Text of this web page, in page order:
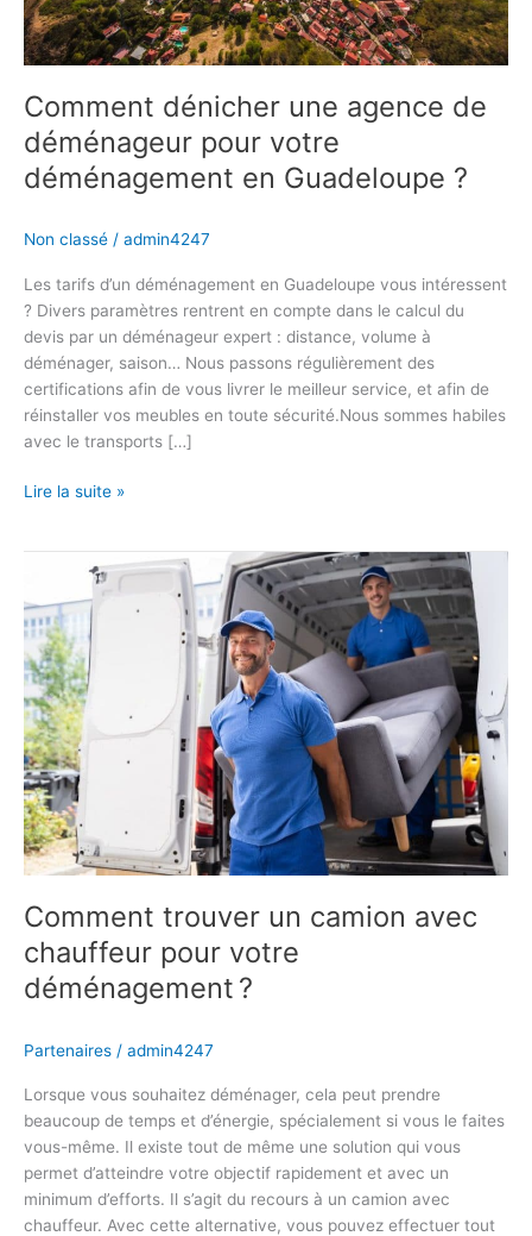
Comment dénicher une agence de
déménageur pour votre
déménagement en Guadeloupe ?
Non classé / admin4247
Les tarifs d’un déménagement en Guadeloupe vous intéressent
? Divers paramètres rentrent en compte dans le calcul du
devis par un déménageur expert : distance, volume à
déménager, saison… Nous passons régulièrement des
certifications afin de vous livrer le meilleur service, et afin de
réinstaller vos meubles en toute sécurité.Nous sommes habiles
avec le transports […]
déménagement
en
Guadeloupe
Lire la suite »
Comment trouver un camion avec
chauffeur pour votre
déménagement ?
Partenaires / admin4247
Lorsque vous souhaitez déménager, cela peut prendre
beaucoup de temps et d’énergie, spécialement si vous le faites
vous-même. Il existe tout de même une solution qui vous
permet d’atteindre votre objectif rapidement et avec un
minimum d’efforts. Il s’agit du recours à un camion avec
chauffeur. Avec cette alternative, vous pouvez effectuer tout
Comment
un
camion
avec
chauffeur
pour
votre
déménagement ?